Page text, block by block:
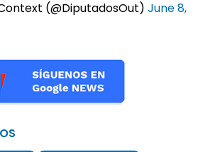
(@DiputadosOut) June 8,